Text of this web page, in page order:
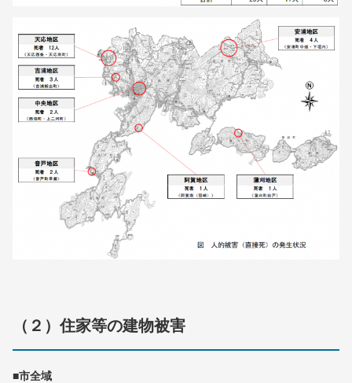
（２）住家等の建物被害
■市全域